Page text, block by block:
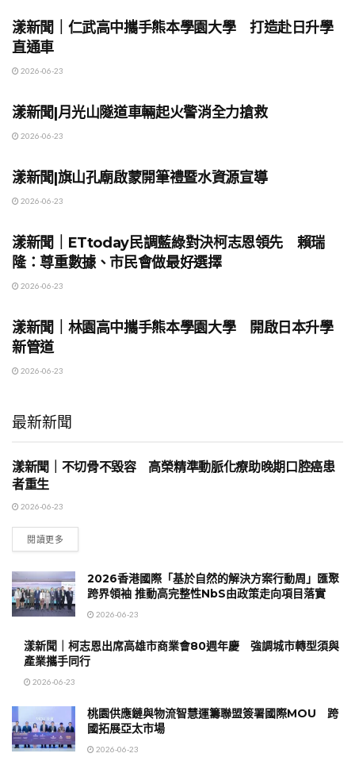
漾新聞｜仁武高中攜手熊本學園大學 打造赴日升學
直通車
2026-06-23
漾新聞|月光山隧道車輛起火警消全力搶救
2026-06-23
漾新聞|旗山孔廟啟蒙開筆禮暨水資源宣導
2026-06-23
漾新聞｜ETtoday民調藍綠對決柯志恩領先 賴瑞
隆：尊重數據、市民會做最好選擇
2026-06-23
漾新聞｜林園高中攜手熊本學園大學 開啟日本升學
新管道
2026-06-23
最新新聞
地方時事
漾新聞｜不切骨不毀容 高榮精準動脈化療助晚期口腔癌患
者重生
2026-06-23
閱讀更多
2026香港國際「基於自然的解決方案行動周」匯聚
跨界領袖 推動高完整性NbS由政策走向項目落實
2026-06-23
漾新聞｜柯志恩出席高雄市商業會80週年慶 強調城市轉型須與
產業攜手同行
2026-06-23
桃園供應鏈與物流智慧運籌聯盟簽署國際MOU 跨
國拓展亞太市場
2026-06-23